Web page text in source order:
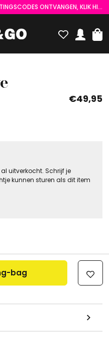
ONTVANGEN, KLIK HIER :)
€49,95
uitverkocht. Schrijf je
kunnen sturen als dit item
bag